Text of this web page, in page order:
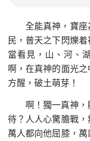
全能真神，寶
民，普天之下閃爍
當看見，山、河、
啊，在真神的面光
方醒，破土萌芽！
啊！獨一真神
待？人人心驚膽戰，
萬人都向他屈膝，